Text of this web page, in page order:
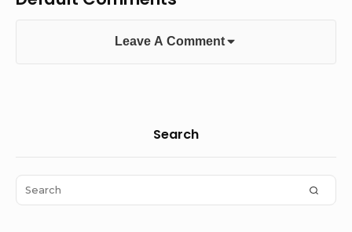
Leave A Comment
Area
Search
Search
for: